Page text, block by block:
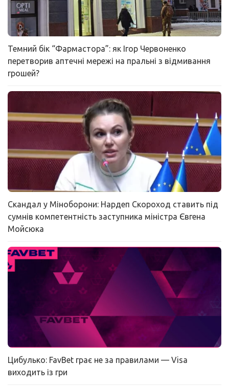
Темний бік “Фармастора”: як Ігор Червоненко
перетворив аптечні мережі на пральні з відмивання
грошей?
Скандал у Міноборони: Нардеп Скороход ставить під
сумнів компетентність заступника міністра Євгена
Мойсюка
Цибулько: FavBet грає не за правилами — Visa
виходить із гри